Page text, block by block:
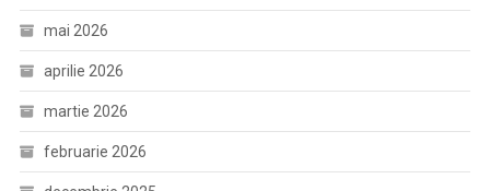
mai 2026
aprilie 2026
martie 2026
februarie 2026